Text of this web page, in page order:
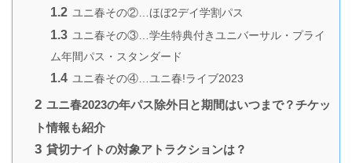
1.2 ユニ春その②…ほぼ2デイ学割パス
1.3 ユニ春その③…学生特典付きユニバーサル・プライ
ム年間パス・スタンダード
1.4 ユニ春その④…ユニ春!ライブ2023
2 ユニ春2023の年パス除外日と期間はいつまで？チケッ
ト情報も紹介
3 貸切ナイトの対象アトラクションは？